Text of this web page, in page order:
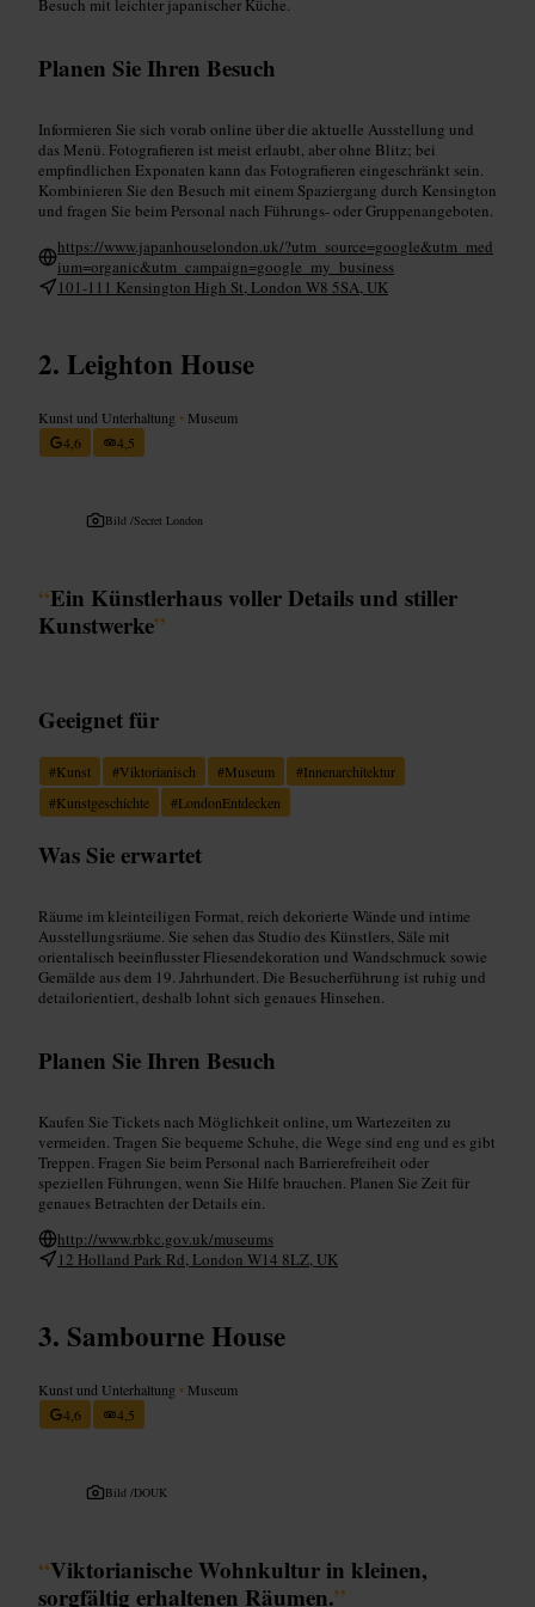
Besuch mit leichter japanischer Küche.
Planen Sie Ihren Besuch
Informieren Sie sich vorab online über die aktuelle Ausstellung und
das Menü. Fotografieren ist meist erlaubt, aber ohne Blitz; bei
empfindlichen Exponaten kann das Fotografieren eingeschränkt sein.
Kombinieren Sie den Besuch mit einem Spaziergang durch Kensington
und fragen Sie beim Personal nach Führungs- oder Gruppenangeboten.
https://www.japanhouselondon.uk/?utm_source=google&utm_med
ium=organic&utm_campaign=google_my_business
101-111 Kensington High St, London W8 5SA, UK
Leighton House
Kunst und Unterhaltung • Museum
4,6
4,5
Bild /Secret London
“Ein Künstlerhaus voller Details und stiller
Kunstwerke”
Geeignet für
#Kunst #Viktorianisch #Museum #Innenarchitektur
#Kunstgeschichte #LondonEntdecken
Was Sie erwartet
Räume im kleinteiligen Format, reich dekorierte Wände und intime
Ausstellungsräume. Sie sehen das Studio des Künstlers, Säle mit
orientalisch beeinflusster Fliesendekoration und Wandschmuck sowie
Gemälde aus dem 19. Jahrhundert. Die Besucherführung ist ruhig und
detailorientiert, deshalb lohnt sich genaues Hinsehen.
Planen Sie Ihren Besuch
Kaufen Sie Tickets nach Möglichkeit online, um Wartezeiten zu
vermeiden. Tragen Sie bequeme Schuhe, die Wege sind eng und es gibt
Treppen. Fragen Sie beim Personal nach Barrierefreiheit oder
speziellen Führungen, wenn Sie Hilfe brauchen. Planen Sie Zeit für
genaues Betrachten der Details ein.
http://www.rbkc.gov.uk/museums
12 Holland Park Rd, London W14 8LZ, UK
Sambourne House
Kunst und Unterhaltung • Museum
4,6
4,5
Bild /DOUK
“Viktorianische Wohnkultur in kleinen,
sorgfältig erhaltenen Räumen.”